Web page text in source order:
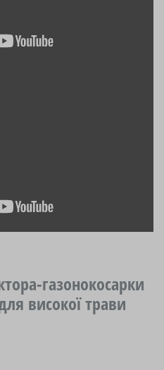
газонокосарки
високої трави